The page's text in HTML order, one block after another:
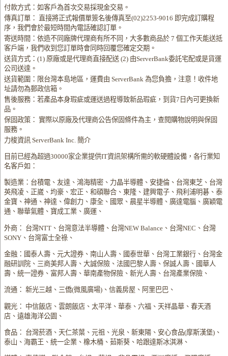
付款方式：如客戶為首次交易採現金交易。
傳真訂單： 直接將正式報價單簽名後傳真至(02)2253-9016 即完成訂購程
序，我們會於最短時間內電話確認訂單。
寄送時間：依造不同廠牌代理商有所不同，大多數商品於 7 個工作天能送抵
客戶端，我們收到您訂單時會同時回覆您確定交期。
送貨方式：(1) 原廠或是代理商直接配送 (2) 由ServerBank委託宅配或是貨運
公司送達。
送貨範圍：限台灣本島地區，運費由 ServerBank 為您負擔，注意！收件地
址請勿為郵政信箱。
售後服務：若產品本身瑕疵或運送過程導致新品瑕疵，到貨7日內可更換新
品。
保固政策： 實際以原廠及代理商公告保固條件為主，查閱購物說明與保固
服務。
力梭資訊 ServerBank Inc. 簡介
目前已經為超過30000家企業提供IT資訊架構所需的軟硬體設備，各行業知
名客戶如：
製造業：台積電、友達、鴻海精密、力晶半導體、安捷倫、台灣東芝、台灣
英飛凌、正崴、均豪、宏正、和碩聯合、東隆、建興電子、飛利浦明碁、泰
金寶、神通、神達、偉創力、康全、國眾、晨星半導體、廣達電腦、廣穎電
通、聯華氣體、寶成工業、廣運、
外商： 台灣NTT、台灣意法半導體、台灣NEW Balance、台灣NEC、台灣
SONY、台灣富士全祿、
金融：國泰人壽、元大證券、南山人壽、國泰世華、台灣工業銀行、台灣金
融研訓院、三商美邦人壽、大誠保險、法國巴黎人壽、保誠人壽、國華人
壽、統一證券、富邦人壽、華南產物保險、新光人壽、台灣產業保險、
流通： 新光三越、三僑(微風廣場)、信義房屋、阿里巴巴、
觀光： 中信飯店、雲朗飯店、太平洋、華泰、六福、天祥晶華、春天酒
店、遠雄海洋公園、
食品： 台灣菸酒、天仁茶葉、元祖、光泉、新東陽、安心食品(摩斯漢堡)、
泰山、海霸王、統一企業、橡木桶、茹斯葵、哈跟達斯冰淇淋、